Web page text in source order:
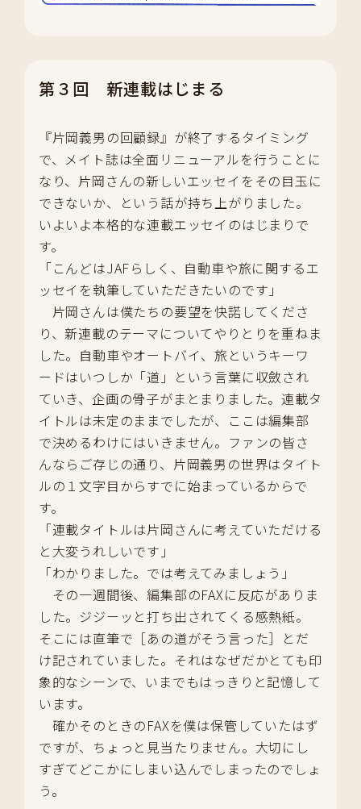
第３回 新連載はじまる
『片岡義男の回顧録』が終了するタイミング
で、メイト誌は全面リニューアルを行うことに
なり、片岡さんの新しいエッセイをその目玉に
できないか、という話が持ち上がりました。
いよいよ本格的な連載エッセイのはじまりで
す。
「こんどはJAFらしく、自動車や旅に関するエ
ッセイを執筆していただきたいのです」
片岡さんは僕たちの要望を快諾してくださ
り、新連載のテーマについてやりとりを重ねま
した。自動車やオートバイ、旅というキーワ
ードはいつしか「道」という言葉に収斂され
ていき、企画の骨子がまとまりました。連載タ
イトルは未定のままでしたが、ここは編集部
で決めるわけにはいきません。ファンの皆さ
んならご存じの通り、片岡義男の世界はタイト
ルの１文字目からすでに始まっているからで
す。
「連載タイトルは片岡さんに考えていただける
と大変うれしいです」
「わかりました。では考えてみましょう」
その一週間後、編集部のFAXに反応がありま
した。ジジーッと打ち出されてくる感熱紙。
そこには直筆で［あの道がそう言った］とだ
け記されていました。それはなぜだかとても印
象的なシーンで、いまでもはっきりと記憶して
います。
確かそのときのFAXを僕は保管していたはず
ですが、ちょっと見当たりません。大切にし
すぎてどこかにしまい込んでしまったのでしょ
う。